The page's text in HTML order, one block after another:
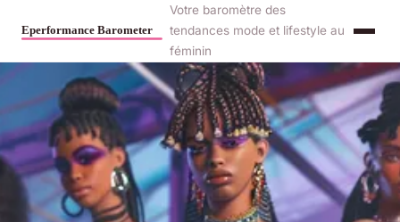
Votre baromètre des
tendances mode et lifestyle au
féminin